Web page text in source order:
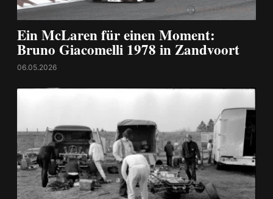
Ein McLaren für einen Moment:
Bruno Giacomelli 1978 in Zandvoort
06.05.2026